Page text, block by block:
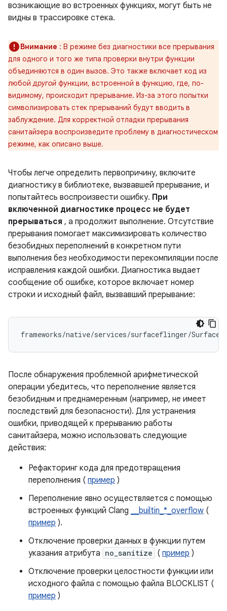
возникающие во встроенных функциях, могут быть не
видны в трассировке стека.
Внимание : В режиме без диагностики все прерывания
для одного и того же типа проверки внутри функции
объединяются в один вызов. Это также включает код из
любойдругой функции, встроенной в функцию, где, по-
видимому, происходит прерывание. Из-за этого попытки
символизировать стек прерываний будут вводить в
заблуждение. Для корректной отладки прерывания
санитайзера воспроизведите проблему в диагностическом
режиме, как описано выше.
Чтобы легче определить первопричину, включите
диагностику в библиотеке, вызвавшей прерывание, и
попытайтесь воспроизвести ошибку. При
включенной диагностике процесс не будет
прерываться , а продолжит выполнение. Отсутствие
прерывания помогает максимизировать количество
безобидных переполнений в конкретном пути
выполнения без необходимости перекомпиляции после
исправления каждой ошибки. Диагностика выдает
сообщение об ошибке, которое включает номер
строки и исходный файл, вызвавший прерывание:
frameworks/native/services/surfaceflinger/
После обнаружения проблемной арифметической
операции убедитесь, что переполнение является
безобидным и преднамеренным (например, не имеет
последствий для безопасности). Для устранения
ошибки, приводящей к прерыванию работы
санитайзера, можно использовать следующие
действия:
Рефакторинг кода для предотвращения
переполнения ( пример )
Переполнение явно осуществляется с помощью
встроенных функций Clang
__builtin_*_overflow (
пример ).
Отключение проверки данных в функции путем
указания атрибута no_sanitize ( пример )
Отключение проверки целостности функции или
исходного файла с помощью файла BLOCKLIST (
пример )